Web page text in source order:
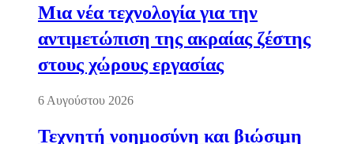
Μια νέα τεχνολογία για την
αντιμετώπιση της ακραίας ζέστης
στους χώρους εργασίας
6 Αυγούστου 2026
Τεχνητή νοημοσύνη και βιώσιμη